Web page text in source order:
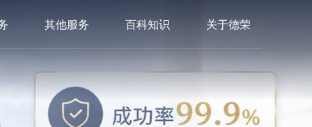
其他服务 百科知识 关于德荣